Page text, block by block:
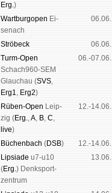
Erg.)
Wart­burg­open Ei­
se­nach
06.06.
Strö­beck
06.06.
Turm-Open
Schach960-SEM
Glau­chau (SVS,
Erg1, Erg2)
06.-07.06.
Rüben-Open Leip­
zig (Erg.,A, B, C,
live)
12.-14.06.
Büchen­bach (DSB)
12.-14.06.
Lipsiade u7-u10
(Erg.) Denk­sport­
zen­trum
13.06.